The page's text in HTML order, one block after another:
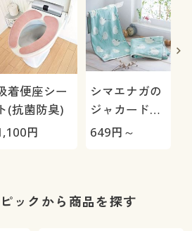
着便座シー
ト(抗菌防臭)
円
シマエナガの
ジャカード織
タオル(無撚
649円～
ックから商品を探す